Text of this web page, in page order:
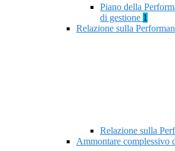
Piano della
di gestione 1
Relazione sulla
Relazione sulla
Ammontare complessivo